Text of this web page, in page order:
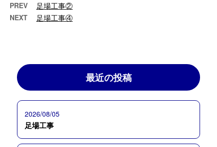
PREV 足場工事②
NEXT 足場工事④
最近の投稿
2026/08/05
足場工事